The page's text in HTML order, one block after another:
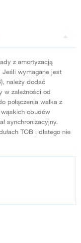
z amortyzacją
Jeśli wymagane jest
należy dodać
w zależności od
połączenia wałka z
wąskich obudów
synchronizacyjny.
TOB i dlatego nie